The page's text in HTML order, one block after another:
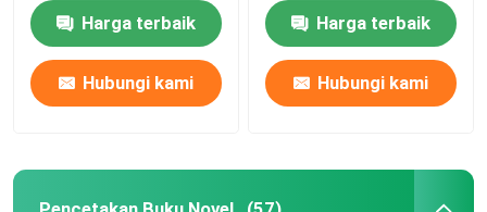
Harga terbaik
Hubungi kami
Harga terbaik
Hubungi kami